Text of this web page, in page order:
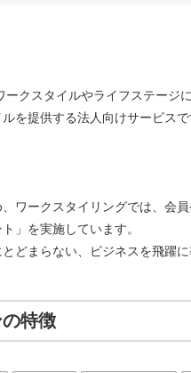
クスタイルやライフステージ
を提供する法人向けサービスで
ワークスタイリングでは、会
」を実施しています。
どまらない、ビジネスを飛躍
特徴